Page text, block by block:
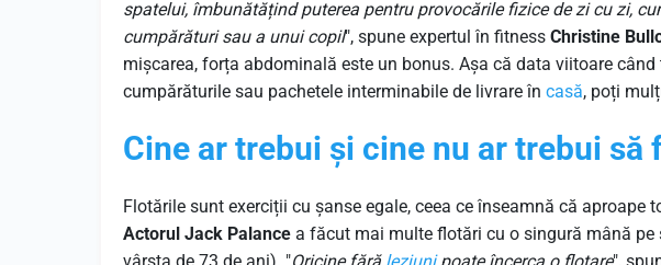
spatelui, îmbunătățind puterea pentru provocările fizice de zi cu zi,
cumpărături sau a unui copil", spune expertul în fitness Christine
mișcarea, forța abdominală este un bonus. Așa că data viitoare
cumpărăturile sau pachetele interminabile de livrare în casă, poți
Cine ar trebui și cine nu ar trebui să
Flotările sunt exerciții cu șanse egale, ceea ce înseamnă că aproape
Actorul Jack Palance a făcut mai multe flotări cu o singură mână pe